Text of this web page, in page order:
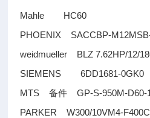
Mahle HC60
PHOENIX SACCBP-
weidmueller BLZ 7.62HP/12/
SIEMENS 6DD1681-0GK0
MTS备件 GP-S-950M-D60-
PARKER W300/10VM4-